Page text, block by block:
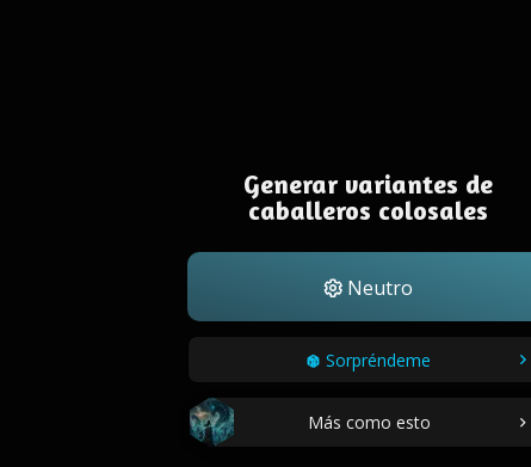
Generar variantes de
caballeros colosales
Neutro
Sorpréndeme
Más como esto